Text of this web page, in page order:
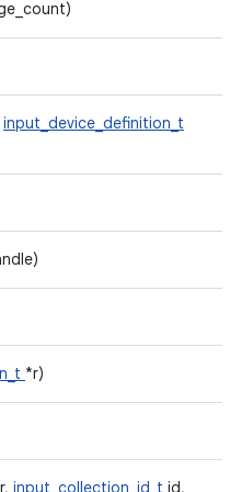
input_device_definition_t
*r)
input_collection_id_t id,